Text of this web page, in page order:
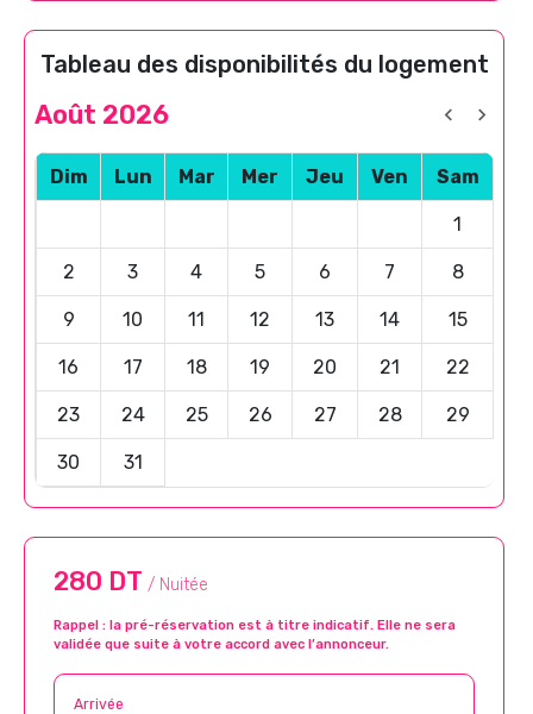
Tableau des disponibilités du logement
Août 2026
Dim Lun Mar Mer Jeu Ven Sam
1
2 3 4 5 6 7 8
9 10 11 12 13 14 15
16 17 18 19 20 21 22
23 24 25 26 27 28 29
30 31
280 DT / Nuitée
Rappel : la pré-réservation est à titre indicatif. Elle ne sera
validée que suite à votre accord avec l’annonceur.
Arrivée